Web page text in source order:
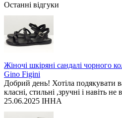
Останні відгуки
Жіночі шкіряні сандалі чорного
Gino Figini
Добрий день! Хотіла подякувати
класні, стильні ,зручні і навіть не
25.06.2025 ІННА